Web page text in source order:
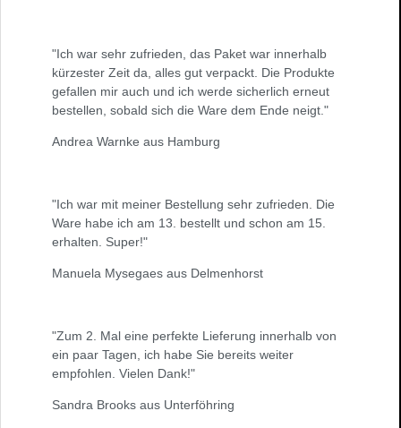
"Ich war sehr zufrieden, das Paket war innerhalb
kürzester Zeit da, alles gut verpackt. Die Produkte
gefallen mir auch und ich werde sicherlich erneut
bestellen, sobald sich die Ware dem Ende neigt."
Andrea Warnke aus Hamburg
"Ich war mit meiner Bestellung sehr zufrieden. Die
Ware habe ich am 13. bestellt und schon am 15.
erhalten. Super!"
Manuela Mysegaes aus Delmenhorst
"Zum 2. Mal eine perfekte Lieferung innerhalb von
ein paar Tagen, ich habe Sie bereits weiter
empfohlen. Vielen Dank!"
Sandra Brooks aus Unterföhring